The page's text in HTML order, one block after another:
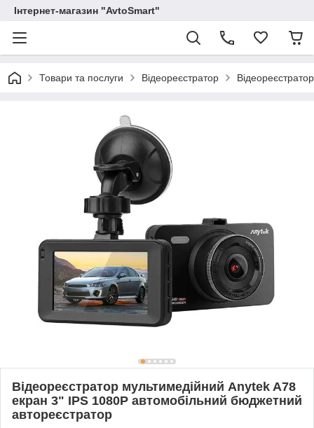
Інтернет-магазин "AvtoSmart"
Товари та послуги Відеореєстратор
Відеореєстратор мультимедійний Anytek A78
екран 3" IPS 1080P автомобільний бюджетний
автореєстратор